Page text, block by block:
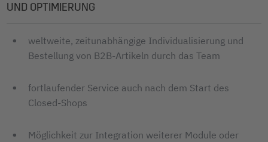
UND OPTIMIERUNG
weltweite, zeitunabhängige Individualisierung und
Bestellung von B2B-Artikeln durch das Team
fortlaufender Service auch nach dem Start des
Closed-Shops
Möglichkeit zur Integration weiterer Module oder